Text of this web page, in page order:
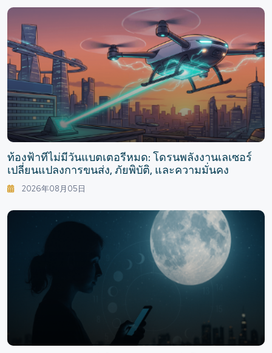
ท้องฟ้าที่ไม่มีวันแบตเตอรี่หมด: โดรนพลังงานเลเซอร์
เปลี่ยนแปลงการขนส่ง, ภัยพิบัติ, และความมั่นคง
2026年08月05日